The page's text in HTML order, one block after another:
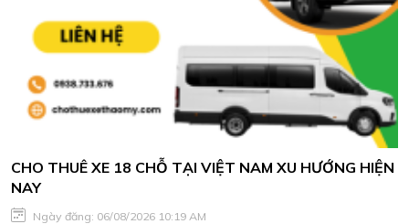
CHO THUÊ XE 18 CHỖ TẠI VIỆT NAM XU HƯỚNG HIỆN
NAY
Ngày đăng: 06/08/2026 10:19 AM